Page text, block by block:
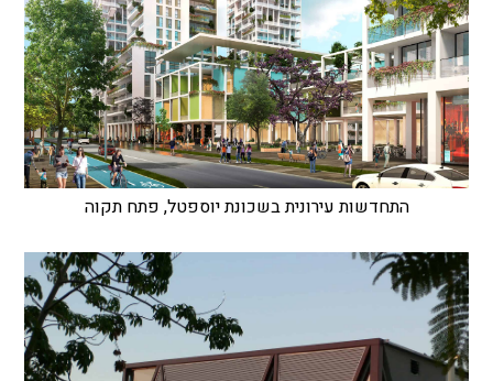
התחדשות עירונית בשכונת יוספטל, פתח תקוה